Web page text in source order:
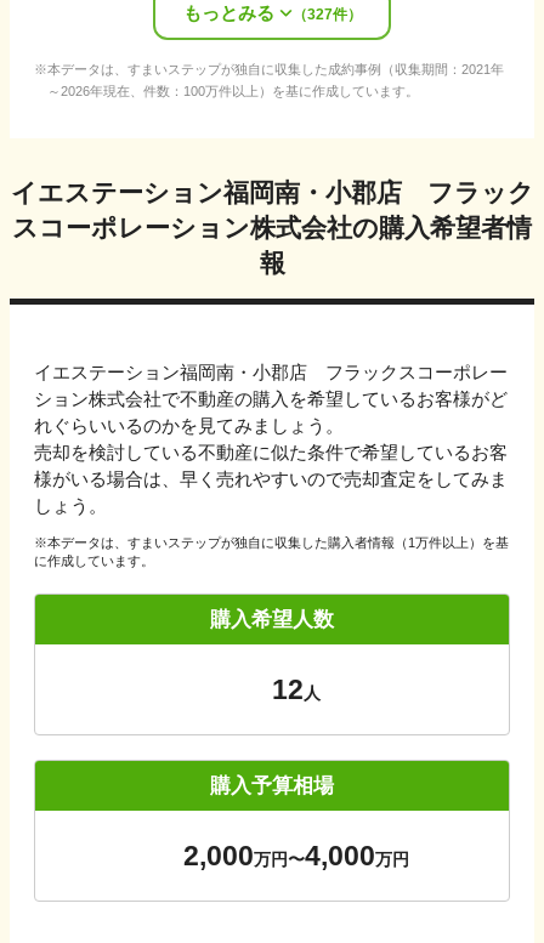
山口 勇樹
もっとみる （327件）
本データは、すまいステップが独自に収集した成約事例（収集期間：2021年
～2026年現在、件数：100万件以上）を基に作成しています。
イエステーション福岡南・小郡店 フラック
スコーポレーション株式会社の購入希望者情
報
イエステーション福岡南・小郡店 フラックスコーポレー
ション株式会社で不動産の購入を希望しているお客様がど
れぐらいいるのかを見てみましょう。
売却を検討している不動産に似た条件で希望しているお客
様がいる場合は、早く売れやすいので売却査定をしてみま
しょう。
※本データは、すまいステップが独自に収集した購入者情報（1万件以上）を基
に作成しています。
購入希望人数
12 人
購入予算相場
2,000万円〜4,000万円